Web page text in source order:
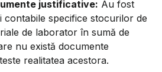
justificative: Au fost
contabile specifice stocurilor de
de laborator în sumă de
nu există documente
realitatea acestora.